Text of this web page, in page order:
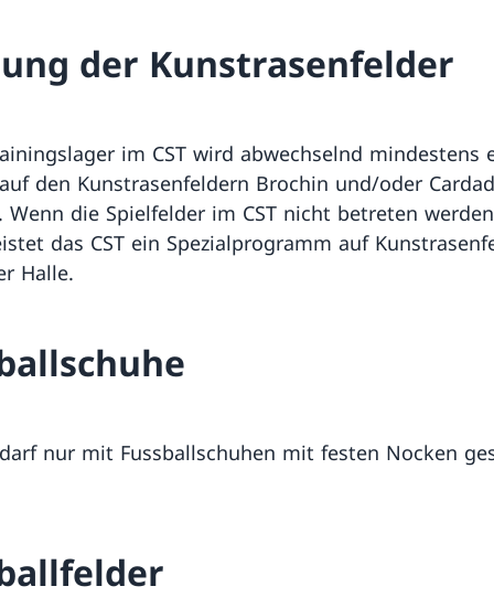
der Kunstrasenfelder
im CST wird abwechselnd mindestens
den Kunstrasenfeldern Brochin und/oder
Wenn die Spielfelder im CST nicht betreten
das CST ein Spezialprogramm auf
Halle.
nur mit Fussballschuhen mit festen Nocken